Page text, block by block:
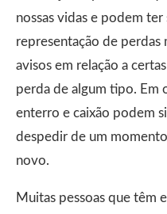
nossas vidas e podem
representação de perdas
avisos em relação a
perda de algum tipo. Em
enterro e caixão podem
despedir de um
novo.
Muitas pessoas que têm